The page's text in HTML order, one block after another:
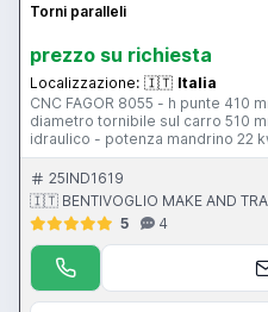
Torni paralleli
prezzo su richiesta
Localizzazione: 🇮🇹 Italia
CNC FAGOR 8055 - h punte 410
diametro tornibile sul carro 510
idraulico - potenza mandrino 22
rotazione 10-1300 rpm /4
torretta a 8 posizioni -
evacuatore trucioli - protezione
REVISIONATA A NUOVO
25IND1619
🇮🇹 BENTIVOGLIO MAKE AND
5
4